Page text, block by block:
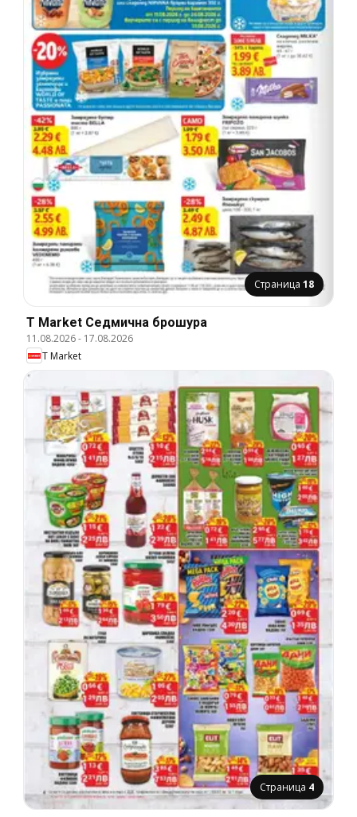
Страница 18
T Market Cедмична брошура
11.08.2026- 17.08.2026
T Market
Страница 4